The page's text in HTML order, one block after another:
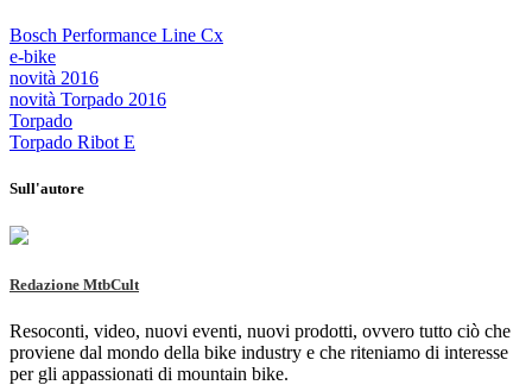
Bosch Performance Line Cx
e-bike
novità 2016
novità Torpado 2016
Torpado
Torpado Ribot E
Sull'autore
Redazione MtbCult
Resoconti, video, nuovi eventi, nuovi prodotti, ovvero tutto ciò che
proviene dal mondo della bike industry e che riteniamo di interesse
per gli appassionati di mountain bike.